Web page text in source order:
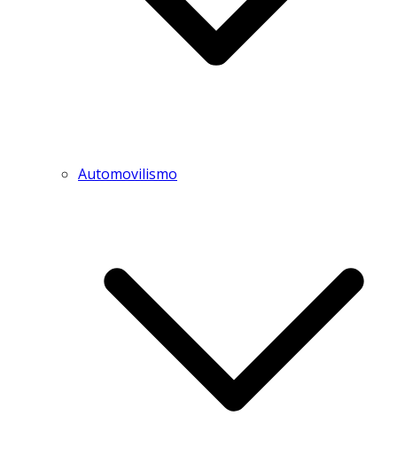
Automovilismo